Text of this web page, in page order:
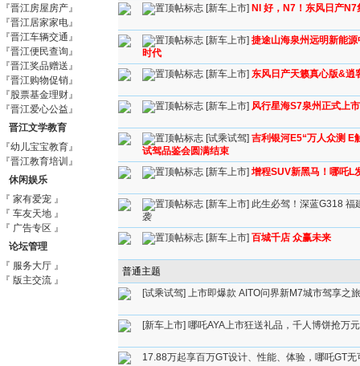
『晋江房屋房产』
『晋江居家家电』
『晋江车辆交通』
『晋江便民查询』
『晋江奖品赠送』
『晋江购物促销』
『股票基金理财』
『晋江爱心公益』
晋江文学教育
『幼儿宝宝教育』
『晋江教育培训』
休闲娱乐
『 家有爱宠 』
『 车友天地 』
『 广告专区 』
论坛管理
『 服务大厅 』
『 版主交流 』
[新车上市] NI 好，N7！东风日产
[新车上市] 捷途山海泉州远明新能
时代
[新车上市] 东风日产天籁真心版&逍
[新车上市] 风行星海S7泉州正式上市
[试乘试驾] 吉利银河E5“万人众测 E
试驾品鉴会圆满结束
[新车上市] 增程SUV新黑马！哪吒L
[新车上市] 此生必驾！深蓝G318 福
袭
[新车上市] 百城千店 众赢未来
普通主题
[试乘试驾] 上市即爆款 AITO问界新M7城市驾享之
[新车上市] 哪吒AYA上市狂送礼品，千人博饼抢万
17.88万起享百万GT设计、性能、体验，哪吒GT无